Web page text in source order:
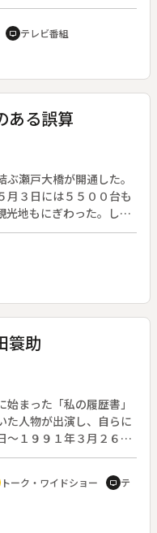
放送当時のもの）◆第５
さん（７０歳）。
tv テレビ番組
る誤算
瀬戸大橋が開通した。
月３日には５５００台も
光地もにぎわった。しか
通行する車の数は予想を
の半数程度。トラック
リーを利用しているの
橋の騒音も問題になっ
ろうか。本州四国連絡橋
取材し、長大橋の現状
簑助
まった「私の履歴書」
た人物が出演し、自らに
～１９９１年３月２６日
形遣い。１９３３年大
入門、桐竹紋二郎を名
となり、１９６１年三
賞を受賞。
トーク・ワイドショー tv テ